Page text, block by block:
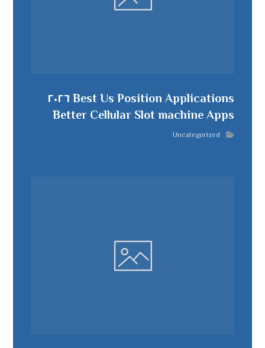
Best Us Position Applications ٢٠٢٦
Better Cellular Slot machine Apps
Uncategorized